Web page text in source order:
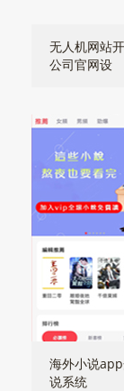
无人机网站
公司官网设
海外小说
说系统